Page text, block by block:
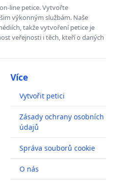
line petice. Vytvořte
výkonným službám. Naše
takže vytvoření petice je
veřejnosti i těch, kteří o daných
Více
Vytvořit petici
Zásady ochrany osobních
údajů
Správa souborů cookie
O nás